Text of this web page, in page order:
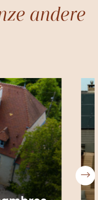
andere